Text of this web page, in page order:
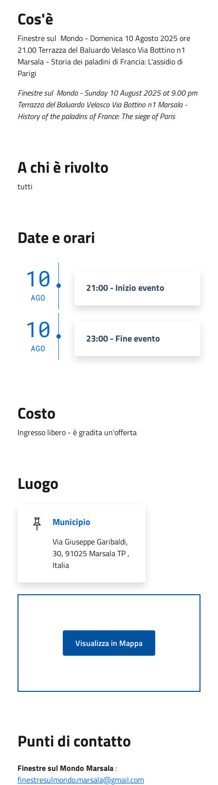
Cos'è
Finestre sul Mondo - Domenica 10 Agosto 2025 ore
21.00 Terrazza del Baluardo Velasco Via Bottino n1
Marsala - Storia dei paladini di Francia: L'assidio di
Parigi
Finestre sul Mondo - Sunday 10 August 2025 at 9.00 pm
Terrazza del Baluardo Velasco Via Bottino n1 Marsala -
History of the paladins of France: The siege of Paris
A chi è rivolto
tutti
Date e orari
10
AGO
21:00 - Inizio evento
10
AGO
23:00 - Fine evento
Costo
Ingresso libero - è gradita un'offerta
Luogo
Municipio
Via Giuseppe Garibaldi,
30, 91025 Marsala TP ,
Italia
Visualizza in Mappa
Punti di contatto
Finestre sul Mondo Marsala :
finestresulmondo.marsala@gmail.com